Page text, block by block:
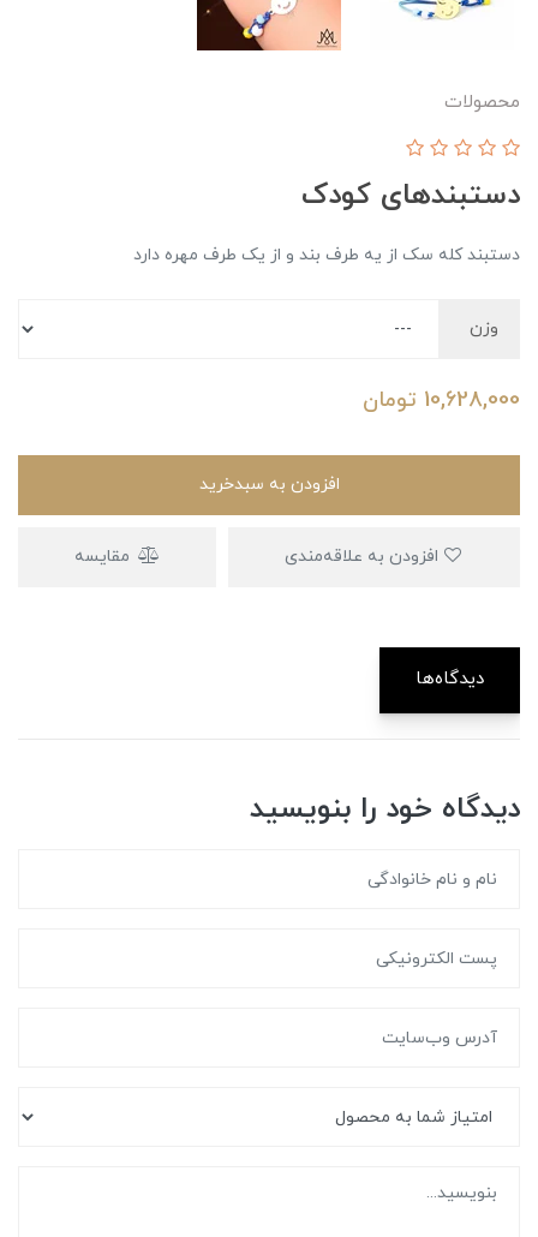
محصولات
دستبندهای کودک
دستبند کله سک از یه طرف بند و از یک طرف مهره دارد
وزن
10,628,000 تومان
افزودن به سبدخرید
مقایسه
دیدگاه‌ها
دیدگاه خود را بنویسید